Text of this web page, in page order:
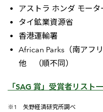
アストラ ホンダ モータ
タイ鉱業資源省
香港運輸署
African Parks（南アフ
他 （順不同）
「SAG 賞」受賞者リスト
※1 矢野経済研究所調べ